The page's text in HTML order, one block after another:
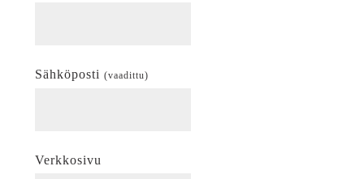
Sähköposti (vaadittu)
Verkkosivu